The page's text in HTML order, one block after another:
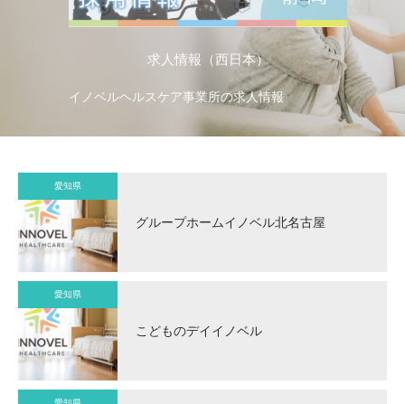
求人情報（西日本）
イノベルヘルスケア事業所の求人情報
愛知県
グループホームイノベル北名古屋
愛知県
こどものデイイノベル